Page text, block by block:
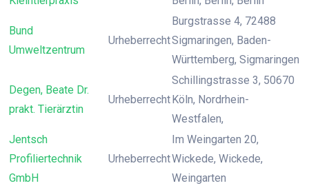
Bund
Umweltzentrum
Urheberrecht
Burgstrasse 4, 72488
Sigmaringen, Baden-
Württemberg, Sigmaringen
Degen, Beate Dr.
prakt. Tierärztin
Urheberrecht
Schillingstrasse 3, 50670
Köln, Nordrhein-
Westfalen,
Jentsch
Profiliertechnik
GmbH
Urheberrecht
Im Weingarten 20,
Wickede, Wickede,
Weingarten